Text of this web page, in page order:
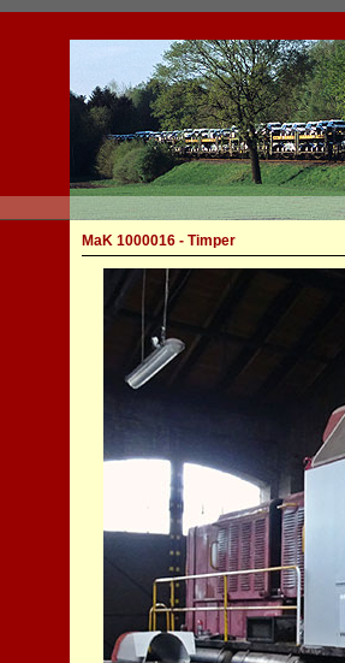
MaK 1000016 - Timper